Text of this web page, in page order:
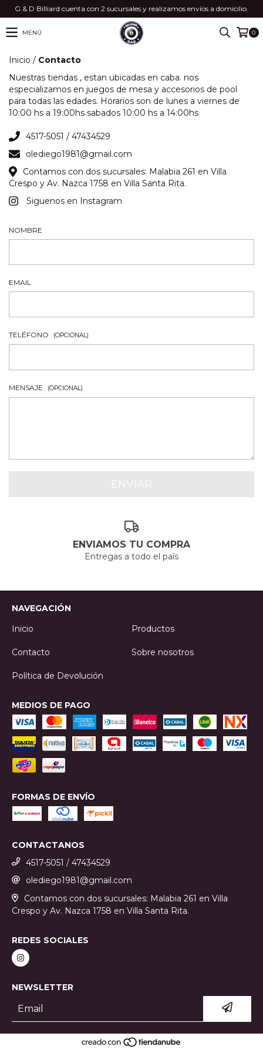
G & D Billiard cuenta con 2 sucursales y realizamos envíos a domicilio.
MENÚ 0
Inicio / Contacto
Nuestras tiendas , estan ubicadas en caba. nos
especializamos en juegos de mesa y accesorios de pool
para todas las edades. Horarios son de lunes a viernes de
10:00 hs a 19:00hs sabados 10:00 hs a 14:00hs
4517-5051 / 47434529
olediego1981@gmail.com
Contamos con dos sucursales: Malabia 261 en Villa
Crespo y Av. Nazca 1758 en Villa Santa Rita.
Siguenos en Instagram
NOMBRE
EMAIL
TELÉFONO (OPCIONAL)
MENSAJE (OPCIONAL)
ENVIAMOS TU COMPRA
Entregas a todo el país
NAVEGACIÓN
Inicio
Productos
Contacto Sobre nosotros
Política de Devolución
MEDIOS DE PAGO
FORMAS DE ENVÍO
CONTACTANOS
4517-5051 / 47434529
olediego1981@gmail.com
Contamos con dos sucursales: Malabia 261 en Villa
Crespo y Av. Nazca 1758 en Villa Santa Rita.
REDES SOCIALES
NEWSLETTER